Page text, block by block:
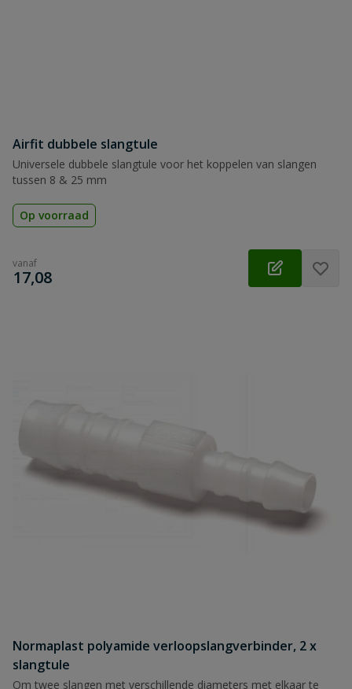
Airfit dubbele slangtule
Universele dubbele slangtule voor het koppelen van slangen
tussen 8 & 25 mm
Op voorraad
vanaf
€
17,08
Normaplast polyamide verloopslangverbinder, 2 x
slangtule
Om twee slangen met verschillende diameters met elkaar te